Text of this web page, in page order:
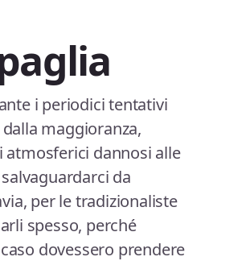
i periodici tentativi
maggioranza,
atmosferici dannosi alle
da
per le tradizionaliste
spesso, perché
dovessero prendere